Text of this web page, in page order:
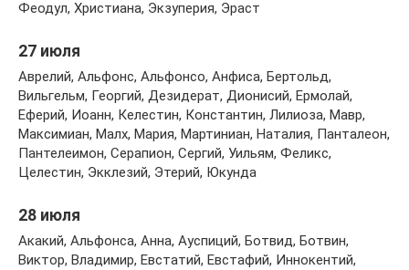
Феодул, Христиана, Экзуперия, Эраст
27 июля
Аврелий, Альфонс, Альфонсо, Анфиса, Бертольд,
Вильгельм, Георгий, Дезидерат, Дионисий, Ермолай,
Еферий, Иоанн, Келестин, Константин, Лилиоза, Мавр,
Максимиан, Малх, Мария, Мартиниан, Наталия, Панталеон,
Пантелеимон, Серапион, Сергий, Уильям, Феликс,
Целестин, Экклезий, Этерий, Юкунда
28 июля
Акакий, Альфонса, Анна, Ауспиций, Ботвид, Ботвин,
Виктор, Владимир, Евстатий, Евстафий, Иннокентий,